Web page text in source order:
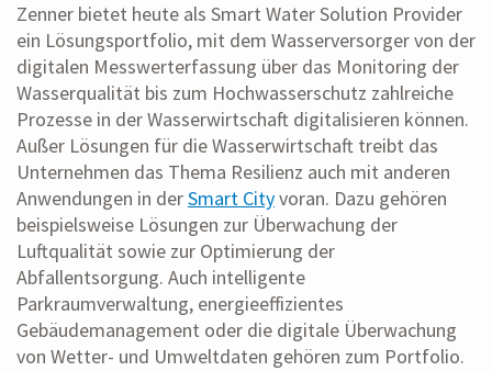
Zenner bietet heute als Smart Water Solution Provider
ein Lösungsportfolio, mit dem Wasserversorger von der
digitalen Messwerterfassung über das Monitoring der
Wasserqualität bis zum Hochwasserschutz zahlreiche
Prozesse in der Wasserwirtschaft digitalisieren können.
Außer Lösungen für die Wasserwirtschaft treibt das
Unternehmen das Thema Resilienz auch mit anderen
Anwendungen in derSmart Cityvoran. Dazu gehören
beispielsweise Lösungen zur Überwachung der
Luftqualität sowie zur Optimierung der
Abfallentsorgung. Auch intelligente
Parkraumverwaltung, energieeffizientes
Gebäudemanagement oder die digitale Überwachung
von Wetter- und Umweltdaten gehören zum Portfolio.